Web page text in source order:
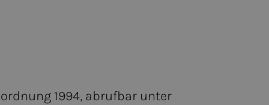
1994, abrufbar unter